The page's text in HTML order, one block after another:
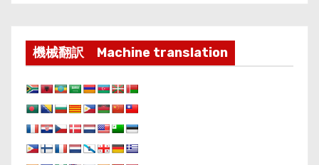
機械翻訳 Machine translation